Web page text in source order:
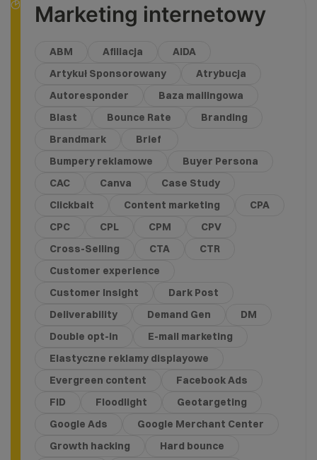
Marketing internetowy
ABM Afiliacja
AIDA
Artykuł Sponsorowany
Atrybucja
Autoresponder
Baza mailingowa
Blast
Bounce Rate
Branding
Brandmark
Brief
Bumpery reklamowe
Buyer Persona
CAC
Canva
Case Study
Clickbait
Content marketing
CPA
CPC
CPL CPM
CPV
Cross-Selling
CTA
CTR
Customer experience
Customer Insight
Dark Post
Deliverability
Demand Gen
DM
Double opt-in
E-mail marketing
Elastyczne reklamy displayowe
Evergreen content
Facebook Ads
FID
Floodlight
Geotargeting
Google Ads
Google Merchant Center
Growth hacking
Hard bounce